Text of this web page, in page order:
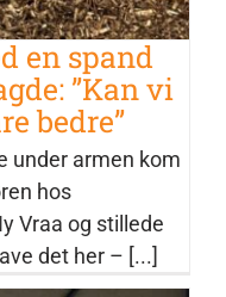
en spand
”Kan vi
bedre”
under armen kom
hos
Vraa og stillede
det her – [...]